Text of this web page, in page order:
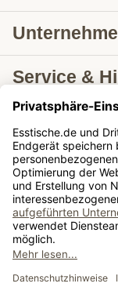
Service &
Lieferung
Tische
Tische
Sie schauen sich